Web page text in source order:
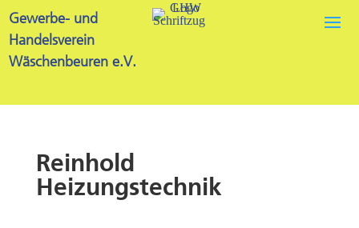
Gewerbe- und
Handelsverein
Wäschenbeuren e.V.
Reinhold
Heizungstechnik